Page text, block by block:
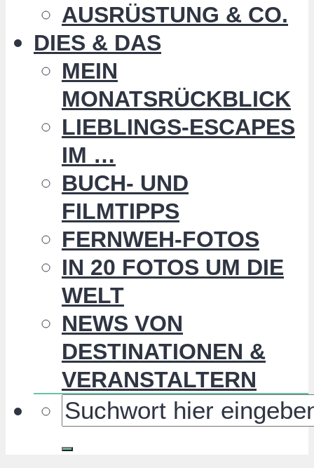
AUSRÜSTUNG & CO.
DIES & DAS
MEIN
MONATSRÜCKBLICK
LIEBLINGS-ESCAPES
IM …
BUCH- UND
FILMTIPPS
FERNWEH-FOTOS
IN 20 FOTOS UM DIE
WELT
NEWS VON
DESTINATIONEN &
VERANSTALTERN